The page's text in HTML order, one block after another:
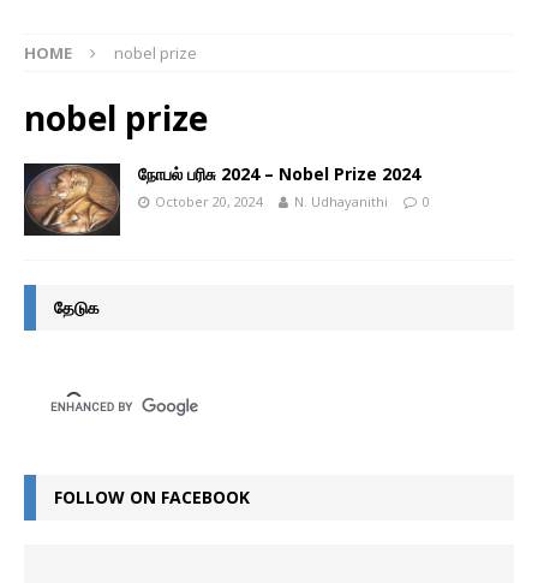
HOME nobel prize
nobel prize
நோபல் பரிசு 2024 – Nobel Prize 2024
October 20, 2024 N. Udhayanithi 0
தேடுக
FOLLOW ON FACEBOOK